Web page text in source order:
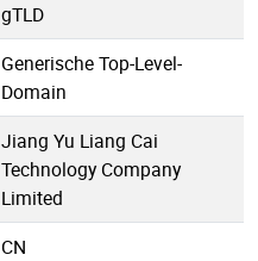
gTLD
Generische Top-Level-
Domain
Jiang Yu Liang Cai
Technology Company
Limited
CN